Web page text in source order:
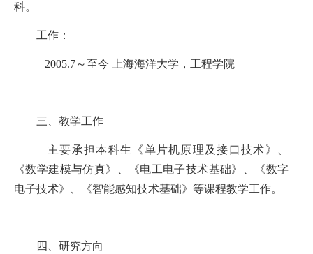
科。
工作：
2005.7～至今 上海海洋大学，工程学院
三、教学工作
主要承担本科生《单片机原理及接口技术》、
《数学建模与仿真》、《电工电子技术基础》、《数字
电子技术》、《智能感知技术基础》等课程教学工作。
四、研究方向